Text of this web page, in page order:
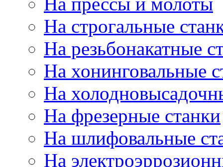
На строгальные
На резьбонакатные
На хонинговальные
На
На фрезерные станки
На шлифовальные
На